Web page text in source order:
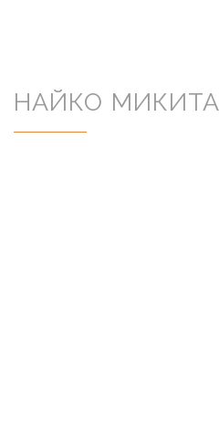
НАЙКО МИКИТА